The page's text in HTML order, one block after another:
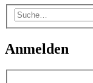
Anmelden